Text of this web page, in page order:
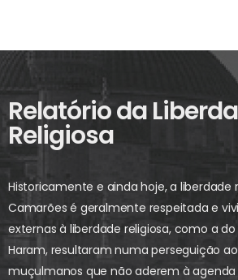
Relatório da
Religiosa
Historicamente e ainda hoje, a liberdade
Camarões é geralmente respeitada e
externas à liberdade religiosa, como a
Haram, resultaram numa perseguição
muçulmanos que não aderem à